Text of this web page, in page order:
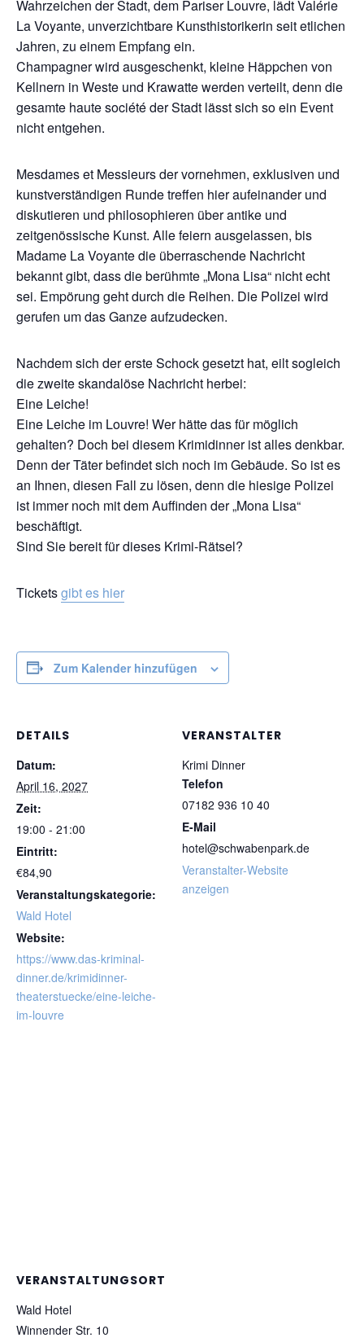
Wahrzeichen der Stadt, dem Pariser Louvre, lädt Valérie
La Voyante, unverzichtbare Kunsthistorikerin seit etlichen
Jahren, zu einem Empfang ein.
Champagner wird ausgeschenkt, kleine Häppchen von
Kellnern in Weste und Krawatte werden verteilt, denn die
gesamte haute société der Stadt lässt sich so ein Event
nicht entgehen.
Mesdames et Messieurs der vornehmen, exklusiven und
kunstverständigen Runde treffen hier aufeinander und
diskutieren und philosophieren über antike und
zeitgenössische Kunst. Alle feiern ausgelassen, bis
Madame La Voyante die überraschende Nachricht
bekannt gibt, dass die berühmte „Mona Lisa“ nicht echt
sei. Empörung geht durch die Reihen. Die Polizei wird
gerufen um das Ganze aufzudecken.
Nachdem sich der erste Schock gesetzt hat, eilt sogleich
die zweite skandalöse Nachricht herbei:
Eine Leiche!
Eine Leiche im Louvre! Wer hätte das für möglich
gehalten? Doch bei diesem Krimidinner ist alles denkbar.
Denn der Täter befindet sich noch im Gebäude. So ist es
an Ihnen, diesen Fall zu lösen, denn die hiesige Polizei
ist immer noch mit dem Auffinden der „Mona Lisa“
beschäftigt.
Sind Sie bereit für dieses Krimi-Rätsel?
Ticketsgibt es hier
Zum Kalender hinzufügen
DETAILS
Datum:
April 16, 2027
Zeit:
19:00 - 21:00
Eintritt:
€84,90
Veranstaltungskategorie:
Wald Hotel
Website:
https://www.das-kriminal-
dinner.de/krimidinner-
theaterstuecke/eine-leiche-
im-louvre
VERANSTALTER
Krimi Dinner
Telefon
07182 936 10 40
E-Mail
hotel@schwabenpark.de
Veranstalter-Website
anzeigen
VERANSTALTUNGSORT
Wald Hotel
Winnender Str. 10